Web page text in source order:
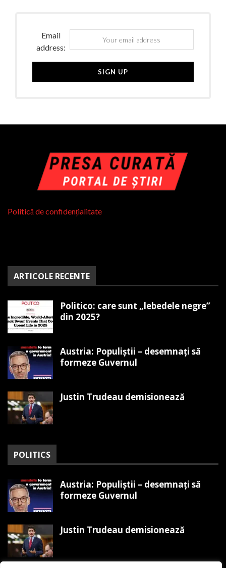
Email
address:
Politică de confidențialitate
ARTICOLE RECENTE
Politico: care sunt „lebedele negre”
din 2025?
Austria: Populiștii – desemnați să
formeze Guvernul
Justin Trudeau demisionează
POLITICS
Austria: Populiștii – desemnați să
formeze Guvernul
Justin Trudeau demisionează